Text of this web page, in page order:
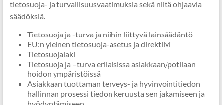
tietosuoja- ja turvallisuusvaatimuksia sekä niitä ohjaavia
säädöksiä.
Tietosuoja ja -turva ja niihin liittyvä lainsäädäntö
EU:n yleinen tietosuoja-asetus ja direktiivi
Tietosuojalaki
Tietosuoja ja –turva erilaisissa asiakkaan/potilaan
hoidon ympäristöissä
Asiakkaan tuottaman terveys- ja hyvinvointitiedon
hallinnan prosessi tiedon keruusta sen jakamiseen ja